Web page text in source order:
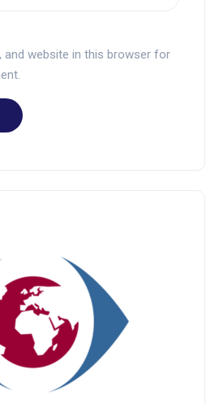
and website in this browser for